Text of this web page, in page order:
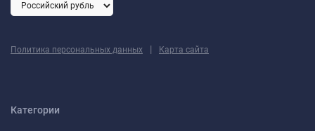
Политика персональных данных | Карта сайта
Категории